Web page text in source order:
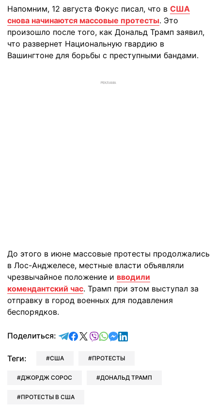
Напомним, 12 августа Фокус писал, что в США
снова начинаются массовые протесты. Это
произошло после того, как Дональд Трамп заявил,
что развернет Национальную гвардию в
Вашингтоне для борьбы с преступными бандами.
РЕКЛАМА
До этого в июне массовые протесты продолжались
в Лос-Анджелесе, местные власти объявляли
чрезвычайное положение и вводили
комендантский час. Трамп при этом выступал за
отправку в город военных для подавления
беспорядков.
Поделиться: отправить в Telegram
поделиться в Facebook
поделиться в X
отправить в Viber
отправить в Whatsapp
отправить в Messenger
отправить в LinkedIn
Теги: США ПРОТЕСТЫ
ДЖОРДЖ СОРОС ДОНАЛЬД ТРАМП
ПРОТЕСТЫ В США